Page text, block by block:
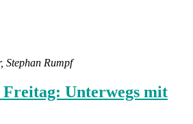
Stephan Rumpf
Unterwegs mit